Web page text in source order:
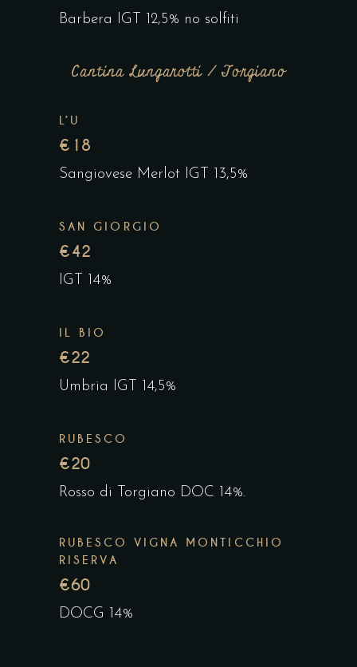
Barbera IGT 12,5% no solfiti
Cantina Lungarotti / Torgiano
L’U
€18
Sangiovese Merlot IGT 13,5%
SAN GIORGIO
€42
IGT 14%
IL BIO
€22
Umbria IGT 14,5%
RUBESCO
€20
Rosso di Torgiano DOC 14%.
RUBESCO VIGNA MONTICCHIO
RISERVA
€60
DOCG 14%